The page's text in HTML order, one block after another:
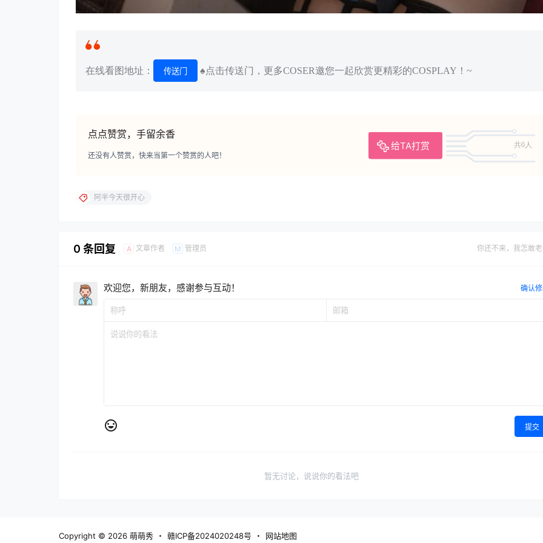
在线看图地址： 传送门 ♠点击传送门，更多COSER邀您一起欣赏更精彩的COSPLAY！~
点点赞赏，手留余香
给TA打赏 共0人
还没有人赞赏，快来当第一个赞赏的人吧！
阿半今天很开心
0 条回复 A 文章作者 M 管理员 你还不来，我怎敢
欢迎您，新朋友，感谢参与互动！ 确认
提交
暂无讨论，说说你的看法吧
Copyright © 2026 萌萌秀 ・ 赣ICP备2024020248号 ・ 网站地图